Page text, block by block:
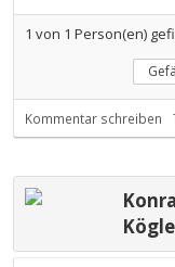
1 von 1 Person(en)
Kommentar schreiben